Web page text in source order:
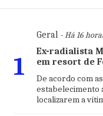
1
Geral- Há 16
Ex-radialista
em resort de
De acordo com
estabelecimento
localizarem a